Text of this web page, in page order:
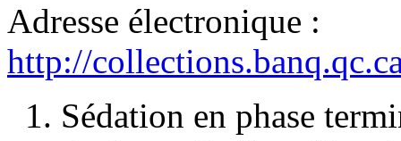
Adresse électronique :
http://
1. Sédation en phase